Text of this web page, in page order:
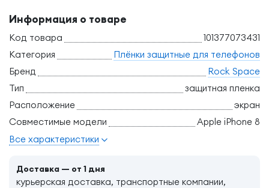
Информация о товаре
Код товара
101377073431
Категория
Плёнки защитные для телефонов
Бренд
Rock Space
Тип
защитная пленка
Расположение
экран
Совместимые модели
Apple iPhone 8
Все характеристики
Доставка — от 1 дня
курьерская доставка, транспортные компании,